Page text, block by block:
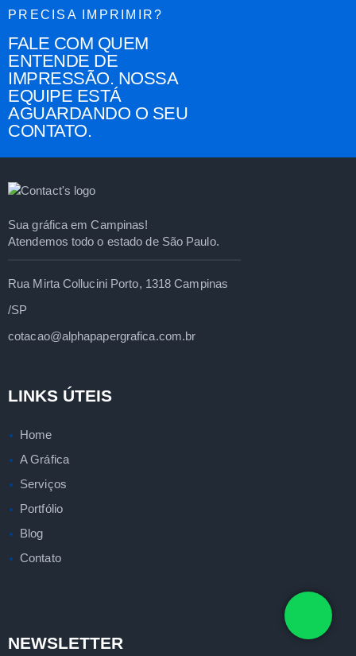
PRECISA IMPRIMIR?
FALE COM QUEM
ENTENDE DE
IMPRESSÃO. NOSSA
EQUIPE ESTÁ
AGUARDANDO O SEU
CONTATO.
Sua gráfica em Campinas!
Atendemos todo o estado de São Paulo.
Rua Mirta Collucini Porto, 1318 Campinas
/SP
cotacao@alphapapergrafica.com.br
LINKS ÚTEIS
Home
A Gráfica
Serviços
Portfólio
Blog
Contato
NEWSLETTER